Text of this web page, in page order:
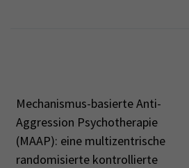
Mechanismus-basierte Anti-
Aggression Psychotherapie
(MAAP): eine multizentrische
randomisierte kontrollierte